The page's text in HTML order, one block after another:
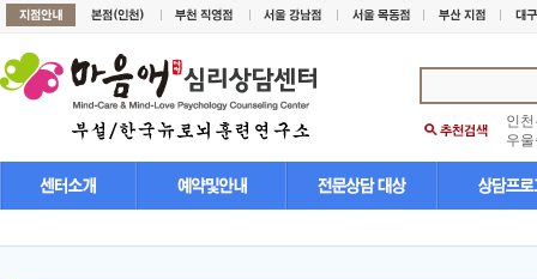
인
우